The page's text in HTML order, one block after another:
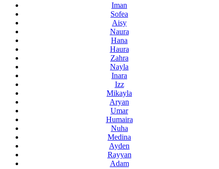
Iman
Sofea
Aisy
Naura
Hana
Haura
Zahra
Nayla
Inara
Izz
Mikayla
Aryan
Umar
Humaira
Nuha
Medina
Ayden
Rayyan
Adam